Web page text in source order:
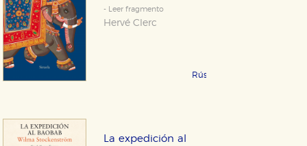
- Leer fragmento
Hervé Clerc
Rústica 21,95 €
La expedición al